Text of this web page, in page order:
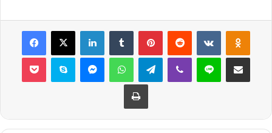
Facebook
X LinkedInTumblr PinterestReddit VKontakte
Pocket Skype MessengerWhatsAppTelegramViber Line E-Posta ile
Yazdır